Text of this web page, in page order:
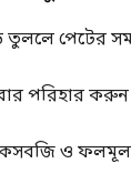
পেটের
পরিহার
ও ফলমূল